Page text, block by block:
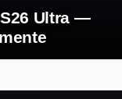
Ultra —